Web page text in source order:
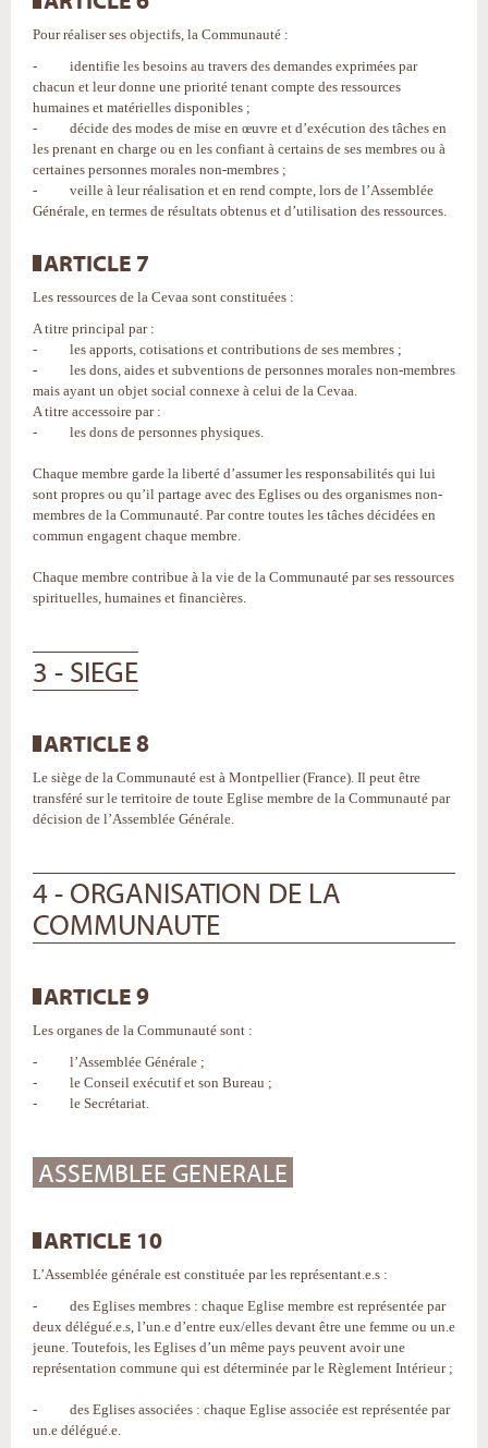
Pour réaliser ses objectifs, la Communauté :
- identifie les besoins au travers des demandes exprimées par
chacun et leur donne une priorité tenant compte des ressources
humaines et matérielles disponibles ;
- décide des modes de mise en œuvre et d’exécution des tâches en
les prenant en charge ou en les confiant à certains de ses membres ou à
certaines personnes morales non-membres ;
- veille à leur réalisation et en rend compte, lors de l’Assemblée
Générale, en termes de résultats obtenus et d’utilisation des ressources.
ARTICLE 7
Les ressources de la Cevaa sont constituées :
A titre principal par :
- les apports, cotisations et contributions de ses membres ;
- les dons, aides et subventions de personnes morales non-membres
mais ayant un objet social connexe à celui de la Cevaa.
A titre accessoire par :
- les dons de personnes physiques.
Chaque membre garde la liberté d’assumer les responsabilités qui lui
sont propres ou qu’il partage avec des Eglises ou des organismes non-
membres de la Communauté. Par contre toutes les tâches décidées en
commun engagent chaque membre.
Chaque membre contribue à la vie de la Communauté par ses ressources
spirituelles, humaines et financières.
3 - SIEGE
ARTICLE 8
Le siège de la Communauté est à Montpellier (France). Il peut être
transféré sur le territoire de toute Eglise membre de la Communauté par
décision de l’Assemblée Générale.
4 - ORGANISATION DE LA
COMMUNAUTE
ARTICLE 9
Les organes de la Communauté sont :
- l’Assemblée Générale ;
- le Conseil exécutif et son Bureau ;
- le Secrétariat.
ASSEMBLEE GENERALE
ARTICLE 10
L’Assemblée générale est constituée par les représentant.e.s :
- des Eglises membres : chaque Eglise membre est représentée par
deux délégué.e.s, l’un.e d’entre eux/elles devant être une femme ou un.e
jeune. Toutefois, les Eglises d’un même pays peuvent avoir une
représentation commune qui est déterminée par le Règlement Intérieur ;
- des Eglises associées : chaque Eglise associée est représentée par
un.e délégué.e.